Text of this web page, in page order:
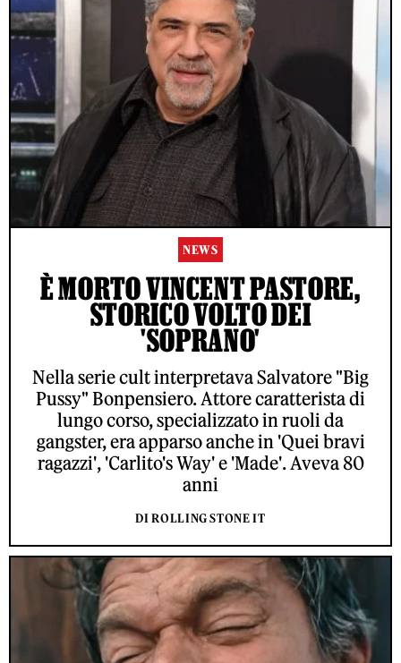
NEWS
È MORTO VINCENT PASTORE,
STORICO VOLTO DEI
'SOPRANO'
Nella serie cult interpretava Salvatore "Big
Pussy" Bonpensiero. Attore caratterista di
lungo corso, specializzato in ruoli da
gangster, era apparso anche in 'Quei bravi
ragazzi', 'Carlito's Way' e 'Made'. Aveva 80
anni
DI ROLLING STONE IT